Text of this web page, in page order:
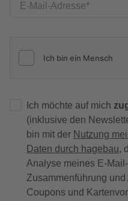
E-Mail-Adresse
Ich möchte auf mich
(inklusive den
bin mit der Nutzung
Daten durch hagebau,
Analyse meines E-
Zusammenführung
Coupons und